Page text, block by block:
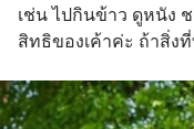
เช่น ไปกินข้าว ดูหนัง
สิทธิของเค้าค่ะ ถ้าสิ่ง